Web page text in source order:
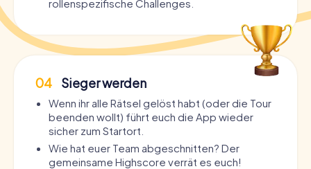
rollenspezifische Challenges.
04 Sieger werden
Wenn ihr alle Rätsel gelöst habt (oder die Tour
beenden wollt) führt euch die App wieder
sicher zum Startort.
Wie hat euer Team abgeschnitten? Der
gemeinsame Highscore verrät es euch!